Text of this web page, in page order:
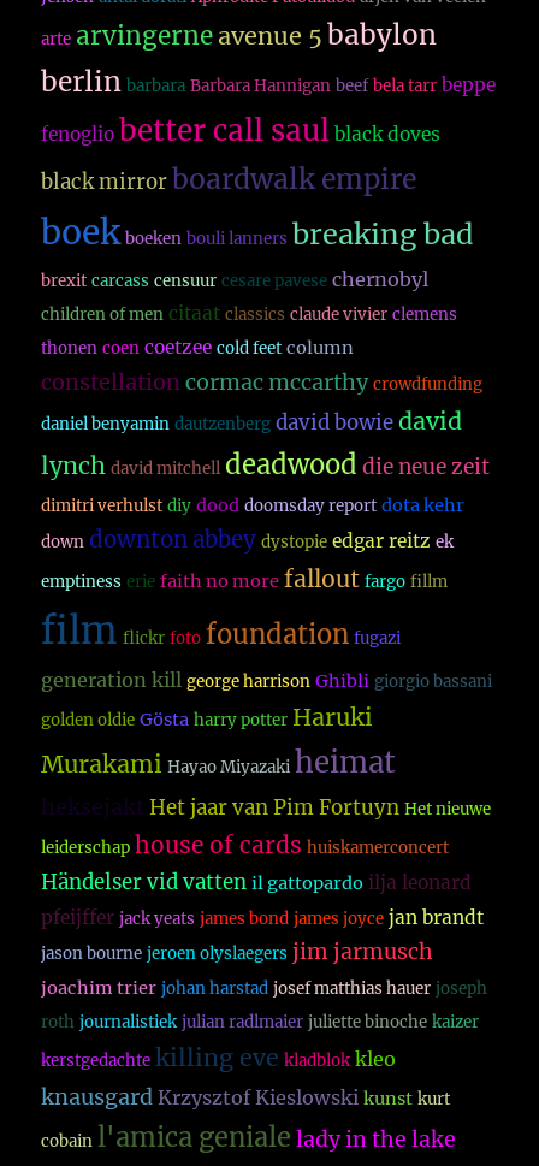
arte arvingerne avenue 5 babylon
berlin barbara Barbara Hannigan beef bela tarr beppe
fenoglio better call saul black doves
black mirror boardwalk empire
boek boeken bouli lanners breaking bad
brexit carcass censuur cesare pavese chernobyl
children of men citaat classics claude vivier clemens
thonen coen coetzee cold feet column
constellationcormac mccarthy crowdfunding
daniel benyamin dautzenberg david bowie david
lynch david mitchell deadwood die neue zeit
dimitri verhulst diy dood doomsday report dota kehr
down downton abbey dystopie edgar reitz ek
emptiness erie faith no more fallout fargo fillm
film flickr foto foundation fugazi
generation kill george harrison Ghibli giorgio bassani
golden oldie Gösta harry potter Haruki
Murakami Hayao Miyazaki heimat
heksejakt Het jaar van Pim Fortuyn Het nieuwe
leiderschap house of cards huiskamerconcert
Händelser vid vatten il gattopardo ilja leonard
pfeijffer jack yeats james bond james joyce jan brandt
jason bourne jeroen olyslaegers jim jarmusch
joachim trier johan harstad josef matthias hauer joseph
roth journalistiek julian radlmaier juliette binoche kaizer
kerstgedachte killing eve kladblok kleo
knausgard Krzysztof Kieslowski kunst kurt
cobain l'amica geniale lady in the lake